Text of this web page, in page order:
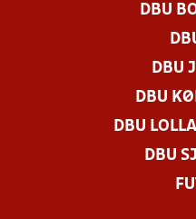
DBU
DBU
DBU
DBU
DBU